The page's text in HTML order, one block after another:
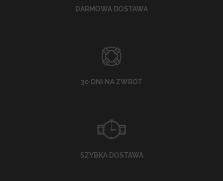
DARMOWA DOSTAWA
30 DNI NA ZWROT
SZYBKA DOSTAWA